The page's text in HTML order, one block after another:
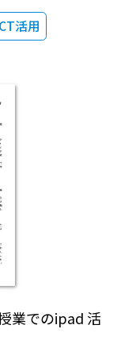
活用
業でのipad 活